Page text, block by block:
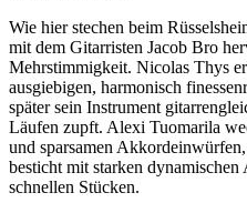
Wie hier stechen beim
mit dem Gitarristen Jacob Bro
Mehrstimmigkeit. Nicolas Thys
ausgiebigen, harmonisch
später sein Instrument
Läufen zupft. Alexi Tuomarila
und sparsamen
besticht mit starken
schnellen Stücken.